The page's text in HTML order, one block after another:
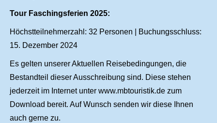
Tour Faschingsferien 2025:
Höchstteilnehmerzahl: 32 Personen | Buchungsschluss:
15. Dezember 2024
Es gelten unserer Aktuellen Reisebedingungen, die
Bestandteil dieser Ausschreibung sind. Diese stehen
jederzeit im Internet unter www.mbtouristik.de zum
Download bereit. Auf Wunsch senden wir diese Ihnen
auch gerne zu.